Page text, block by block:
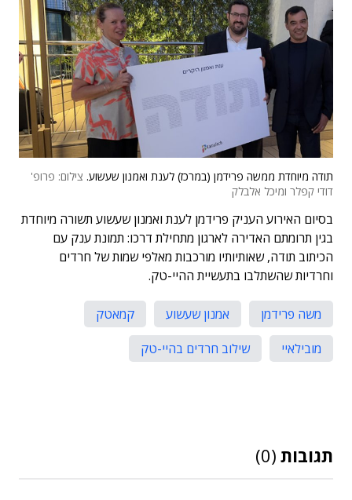
תודה מיוחדת ממשה פרידמן (במרכז) לענת ואמנון שעשוע. צילום: פרופ'
דודי קפלר ומיכל אלבלק
בסיום האירוע העניק פרידמן לענת ואמנון שעשוע תשורה מיוחדת
בגין תרומתם האדירה לארגון מתחילת דרכו: תמונת ענק עם
הכיתוב תודה, שאותיותיו מורכבות מאלפי שמות של חרדים
וחרדיות שהשתלבו בתעשיית ההיי-טק.
משה פרידמן אמנון שעשוע
קמאטק
מובילאיי
שילוב חרדים בהיי-טק
תגובות (0)